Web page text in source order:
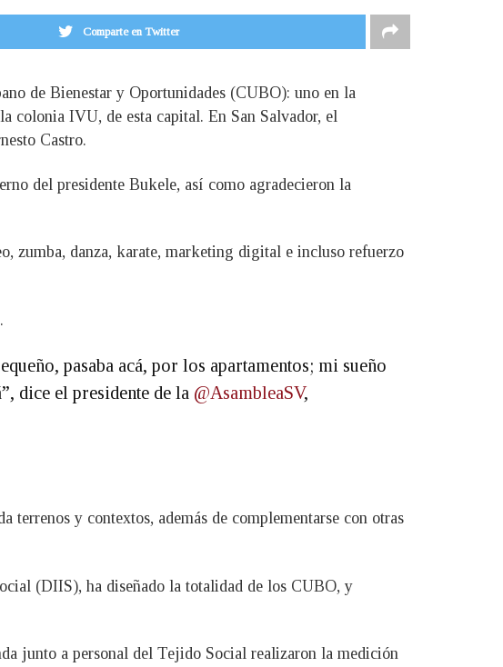
Comparte en Twitter
de Bienestar y Oportunidades (CUBO): uno en la
colonia IVU, de esta capital. En San Salvador, el
Castro.
del presidente Bukele, así como agradecieron la
zumba, danza, karate, marketing digital e incluso refuerzo
pasaba acá, por los apartamentos; mi sueño
dice el presidente de la @AsambleaSV,
y contextos, además de complementarse con otras
(DIIS), ha diseñado la totalidad de los CUBO, y
junto a personal del Tejido Social realizaron la medición